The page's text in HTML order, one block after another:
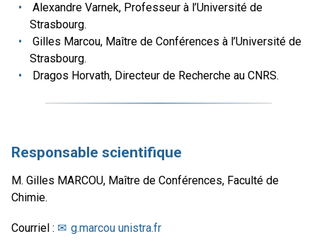
Alexandre Varnek, Professeur à l’Université de
Strasbourg.
Gilles Marcou, Maître de Conférences à l’Université de
Strasbourg.
Dragos Horvath, Directeur de Recherche au CNRS.
Responsable scientifique
M. Gilles MARCOU, Maître de Conférences, Faculté de
Chimie.
Courriel : g.marcou unistra.fr